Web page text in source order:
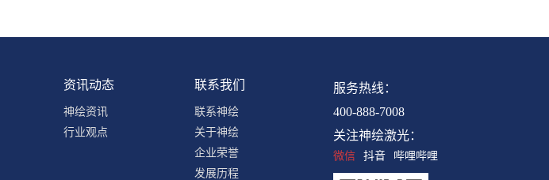
资讯动态
神绘资讯
行业观点
联系我们
联系神绘
关于神绘
企业荣誉
发展历程
服务热线：
400-888-7008
关注神绘激光：
微信 抖音 哔哩哔哩